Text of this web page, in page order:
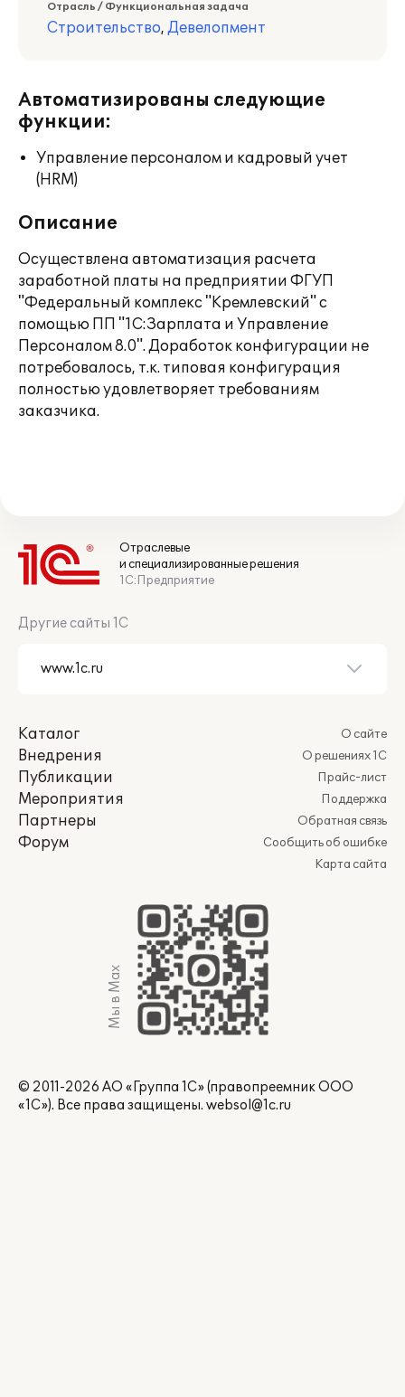
Отрасль / Функциональная задача
Строительство, Девелопмент
Автоматизированы следующие
функции:
Управление персоналом и кадровый учет
(HRM)
Описание
Осуществлена автоматизация расчета
заработной платы на предприятии ФГУП
"Федеральный комплекс "Кремлевский" с
помощью ПП "1С:Зарплата и Управление
Персоналом 8.0". Доработок конфигурации не
потребовалось, т.к. типовая конфигурация
полностью удовлетворяет требованиям
заказчика.
Отраслевые
и специализированные решения
1С:Предприятие
Другие сайты 1С
Каталог
Внедрения
Публикации
Мероприятия
Партнеры
Форум
О сайте
О решениях 1С
Прайс-лист
Поддержка
Обратная связь
Сообщить об ошибке
Карта сайта
Мы в Max
© 2011-2026 АО «Группа 1С» (правопреемник ООО
«1С»). Все права защищены. websol@1c.ru